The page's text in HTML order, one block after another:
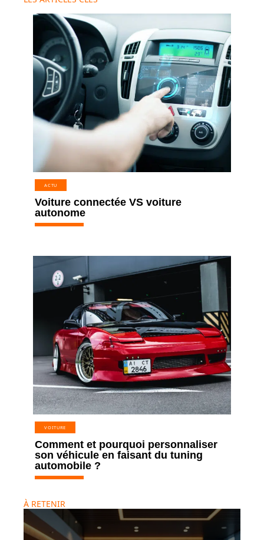
ACTU
Voiture connectée VS voiture
autonome
VOITURE
Comment et pourquoi personnaliser
son véhicule en faisant du tuning
automobile ?
À RETENIR